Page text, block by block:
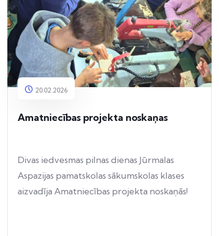
20.02.2026
Amatniecības projekta noskaņas
Divas iedvesmas pilnas dienas Jūrmalas
Aspazijas pamatskolas sākumskolas klases
aizvadīja Amatniecības projekta noskaņās!